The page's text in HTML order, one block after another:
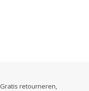
Gratis retourneren,